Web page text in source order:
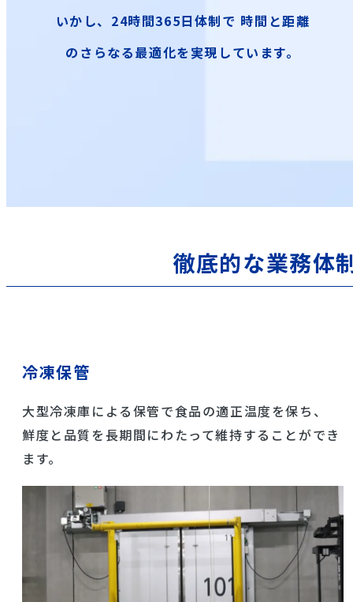
いかし、24時間365日体制で 時間と距離
のさらなる最適化を実現しています。
徹底的な業務体
冷凍保管
大型冷凍庫による保管で食品の適正温度を保ち、
鮮度と品質を長期間にわたって維持することができ
ます。